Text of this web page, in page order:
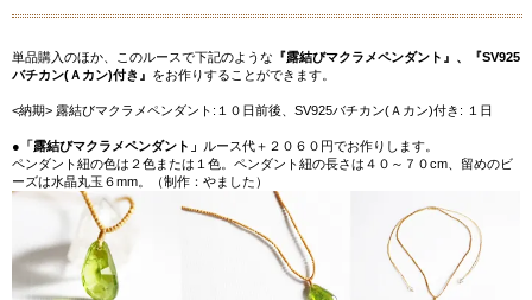
単品購入のほか、このルースで下記のような 『露結びマクラメペンダント』、『SV925
バチカン(Ａカン)付き』 をお作りすることができます。
<納期> 露結びマクラメペンダント:１０日前後、SV925バチカン(Ａカン)付き: １日
● 「露結びマクラメペンダント」 ルース代＋２０６０円でお作りします。
ペンダント紐の色は２色または１色。ペンダント紐の長さは４０～７０cm、留めのビ
ーズは水晶丸玉６mm。（制作：やました）